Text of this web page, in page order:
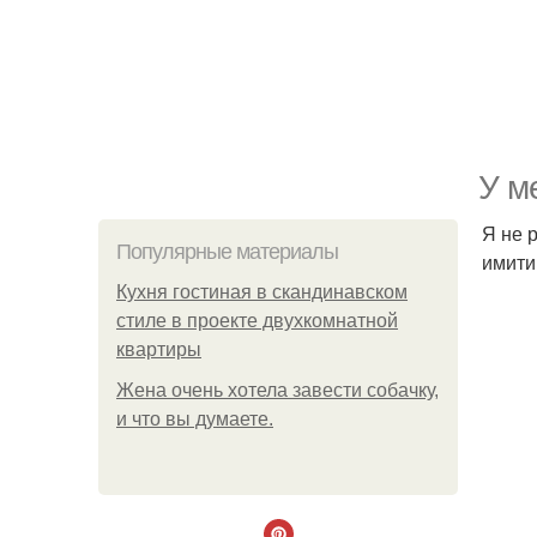
У
Популярные материалы
Кухня гостиная в скандинавском
стиле в проекте двухкомнатной
квартиры
Жена очень хотела завести собачку,
и что вы думаете.
Я не